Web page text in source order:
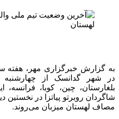
بلغارستان، چین، کوبا،
شاگردان روبرتو پیاتزا در نخستین
مصاف لهستان میزبان می‌روند.